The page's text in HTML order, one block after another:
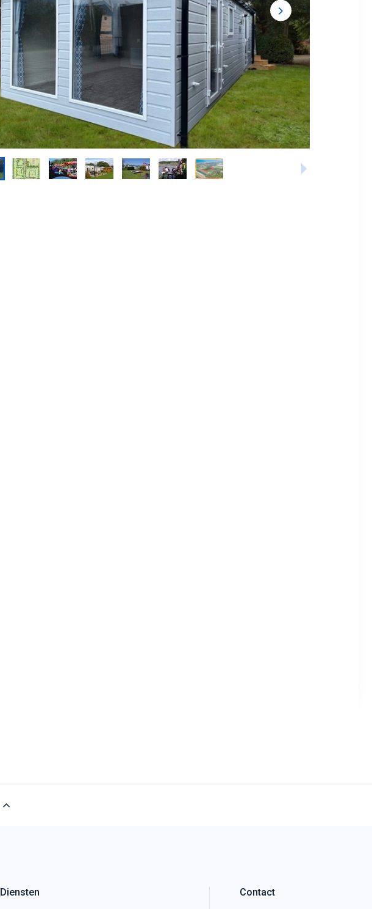
Diensten Contact